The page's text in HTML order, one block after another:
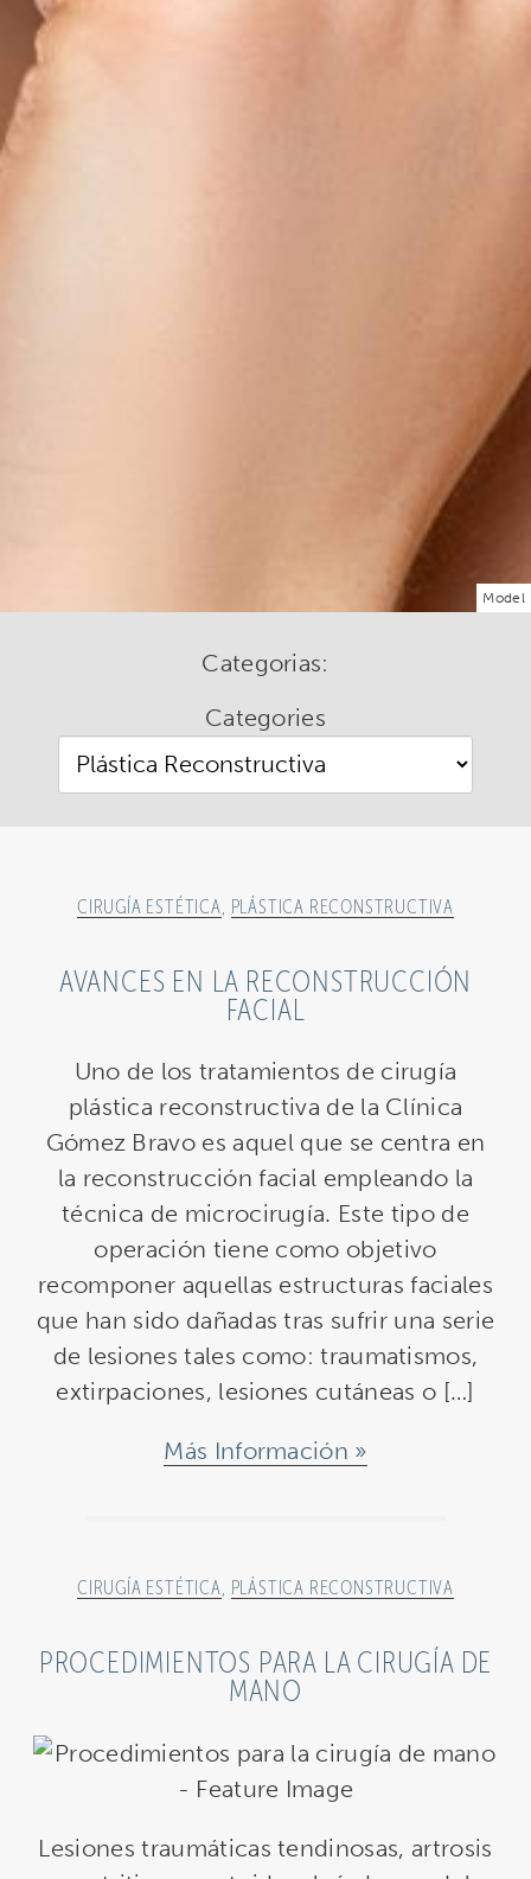
Model
Categorias:
Categories
CIRUGÍA ESTÉTICA PLÁSTICA RECONSTRUCTIVA
AVANCES EN LA RECONSTRUCCIÓN
FACIAL
Uno de los tratamientos de cirugía
plástica reconstructiva de la Clínica
Gómez Bravo es aquel que se centra en
la reconstrucción facial empleando la
técnica de microcirugía. Este tipo de
operación tiene como objetivo
recomponer aquellas estructuras faciales
que han sido dañadas tras sufrir una serie
de lesiones tales como: traumatismos,
extirpaciones, lesiones cutáneas o […]
Más Información
CIRUGÍA ESTÉTICA, PLÁSTICA RECONSTRUCTIVA
PROCEDIMIENTOS PARA LA CIRUGÍA DE
MANO
Lesiones traumáticas tendinosas, artrosis